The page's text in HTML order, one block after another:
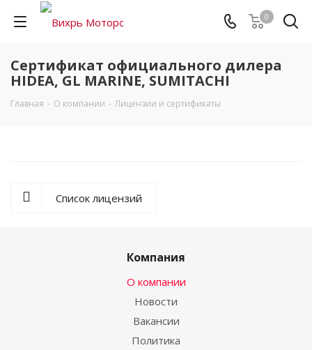
0
Сертификат официального дилера
HIDEA, GL MARINE, SUMITACHI
Главная - О компании - Лицензии и сертификаты
Список лицензий
Компания
О компании
Новости
Вакансии
Политика